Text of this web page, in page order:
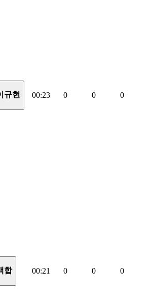
규현 00:23 0 0 0
합 00:21 0 0 0